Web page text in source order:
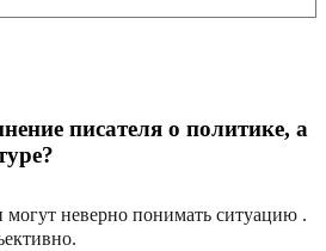
писателя о политике, а
могут неверно понимать ситуацию .